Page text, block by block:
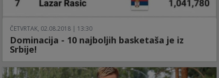
ČETVRTAK, 02.08.2018 | 13:30
Dominacija - 10 najboljih basketaša je iz
Srbije!